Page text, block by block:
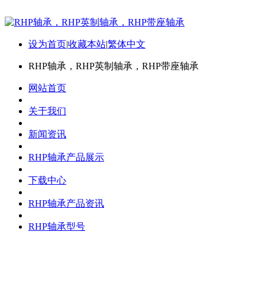
设为首页|收藏本站|繁体中文
RHP轴承，RHP英制轴承，RHP带座轴承
网站首页
关于我们
新闻资讯
RHP轴承产品展示
下载中心
RHP轴承产品资讯
RHP轴承型号